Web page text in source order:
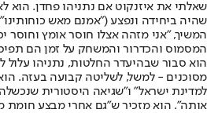
שאלתי את איזנקוט אם נתניהו פחדן.
שהיה ביחידה ונפצע ("אמנם מאש
המשיך, "אני מזהה אצלו חוסר אומץ וחוסר
המסמוס והכדרור והמשחק על זמן הם
הוא סבור שבהיעדר החלטות, נתניהו עלול
מסוכנים - למשל, לשליטה קבועה בעזה. הוא
למדינת ישראל" ו"שגיאה היסטורית
אותה". הוא מזכיר ש"גם אחרי מבצע חומת